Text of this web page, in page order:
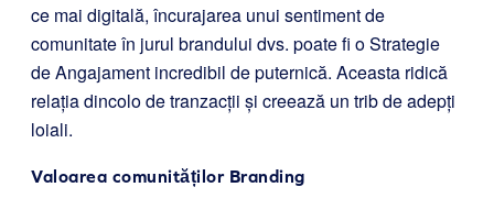
ce mai digitală, încurajarea unui sentiment de
comunitate în jurul brandului dvs. poate fi o Strategie
de Angajament incredibil de puternică. Aceasta ridică
relația dincolo de tranzacții și creează un trib de adepți
loiali.
Valoarea comunităților Branding